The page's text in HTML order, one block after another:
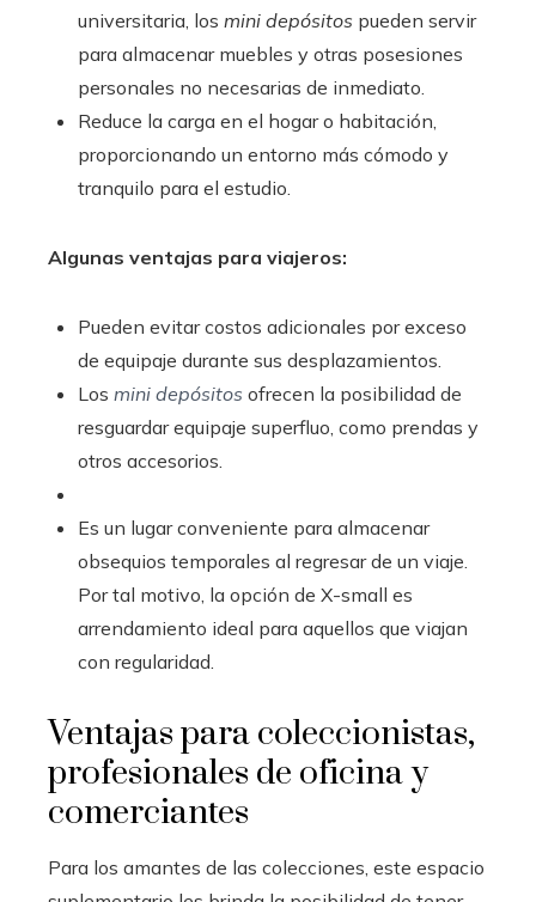
universitaria, los mini depósitos pueden servir
para almacenar muebles y otras posesiones
personales no necesarias de inmediato.
Reduce la carga en el hogar o habitación,
proporcionando un entorno más cómodo y
tranquilo para el estudio.
Algunas ventajas para viajeros:
Pueden evitar costos adicionales por exceso
de equipaje durante sus desplazamientos.
Los mini depósitos ofrecen la posibilidad de
resguardar equipaje superfluo, como prendas y
otros accesorios.
Es un lugar conveniente para almacenar
obsequios temporales al regresar de un viaje.
Por tal motivo, la opción de X-small es
arrendamiento ideal para aquellos que viajan
con regularidad.
Ventajas para coleccionistas,
profesionales de oficina y
comerciantes
Para los amantes de las colecciones, este espacio